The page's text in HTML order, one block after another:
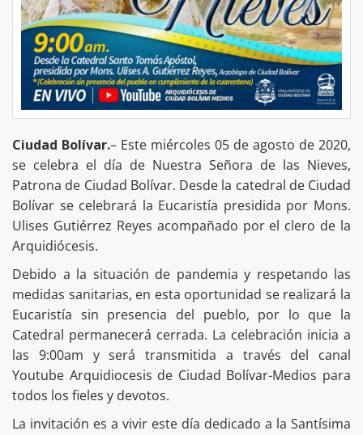
Ciudad Bolívar.– Este miércoles 05 de agosto de 2020,
se celebra el día de Nuestra Señora de las Nieves,
Patrona de Ciudad Bolívar. Desde la catedral de Ciudad
Bolívar se celebrará la Eucaristía presidida por Mons.
Ulises Gutiérrez Reyes acompañado por el clero de la
Arquidiócesis.
Debido a la situación de pandemia y respetando las
medidas sanitarias, en esta oportunidad se realizará la
Eucaristía sin presencia del pueblo, por lo que la
Catedral permanecerá cerrada. La celebración inicia a
las 9:00am y será transmitida a través del canal
Youtube Arquidiocesis de Ciudad Bolívar-Medios para
todos los fieles y devotos.
La invitación es a vivir este día dedicado a la Santísima